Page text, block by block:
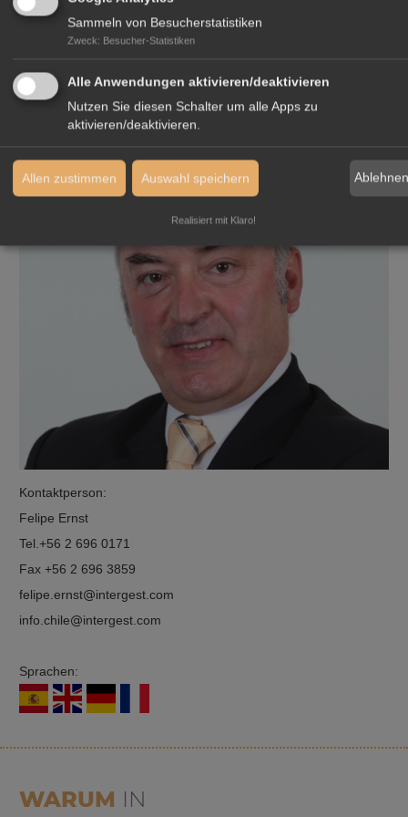
IHR KONTAKT VOR ORT
Kontaktperson:
Felipe Ernst
Tel. +56 2 696 0171
Fax +56 2 696 3859
felipe.ernst
intergest.com
info.chile
intergest.com
Sprachen:
WARUM IN
Sammeln von Besucherstatistiken
Zweck: Besucher-Statistiken
Alle Anwendungen aktivieren/deaktivieren
Nutzen Sie diesen Schalter um alle Apps zu
aktivieren/deaktivieren.
Allen zustimmen Auswahl speichern
Realisiert mit Klaro!